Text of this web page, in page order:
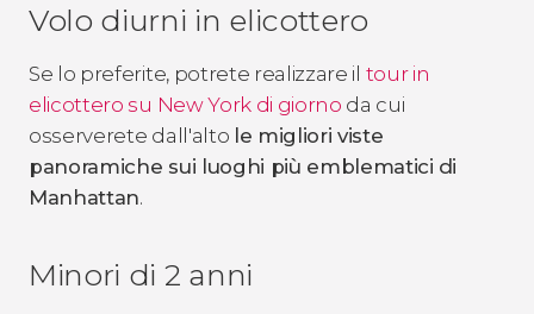
Volo diurni in elicottero
Se lo preferite, potrete realizzare il tour in
elicottero su New York di giorno da cui
osserverete dall'alto le migliori viste
panoramiche sui luoghi più emblematici di
Manhattan.
Minori di 2 anni